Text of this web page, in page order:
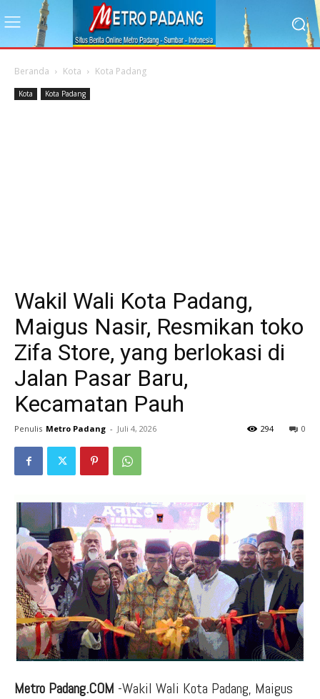
Beranda Kota Kota Padang
Kota Kota Padang
Wakil Wali Kota Padang,
Maigus Nasir, Resmikan toko
Zifa Store, yang berlokasi di
Jalan Pasar Baru,
Kecamatan Pauh
Penulis Metro Padang - Juli 4, 2026 0
294
Metro Padang.COM -Wakil Wali Kota Padang, Maigus